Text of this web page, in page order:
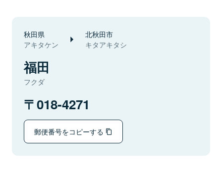
秋田県
アキタケン
北秋田市
キタアキタシ
福田
フクダ
018-4271
郵便番号をコピーする